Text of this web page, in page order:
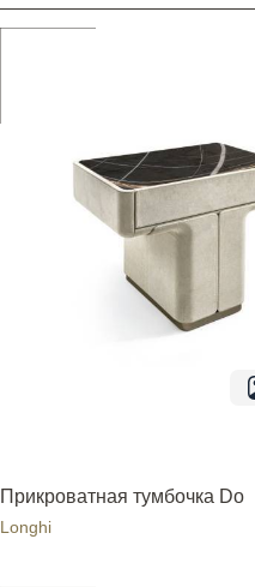
Прикроватная тумбочка Do
Longhi